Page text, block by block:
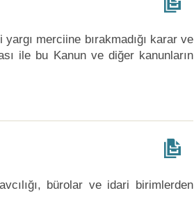
merciine bırakmadığı karar ve
ile bu Kanun ve diğer kanunların
bürolar ve idari birimlerden